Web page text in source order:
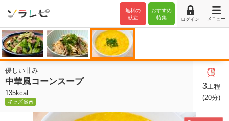
おすすめ
特集
無料の
献立
ログイン メニュー
優しい甘み
中華風コーンスープ
135kcal
3工程
(20分)